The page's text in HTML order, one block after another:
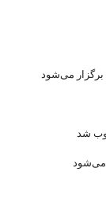
می‌شود
شد
می‌شود